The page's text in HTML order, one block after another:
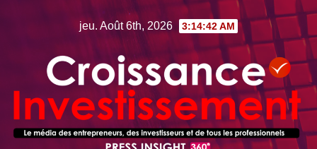
jeu. Août 6th, 2026 3:14:44 AM